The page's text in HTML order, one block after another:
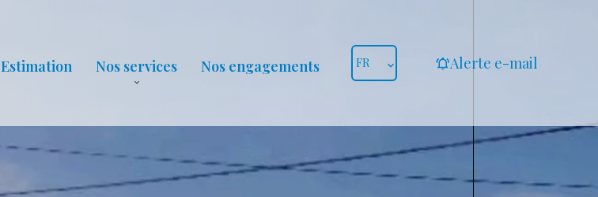
Estimation Nos services Nos engagements FR Alerte e-mail